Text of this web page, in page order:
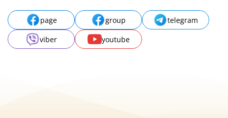
page group
telegram
viber
youtube